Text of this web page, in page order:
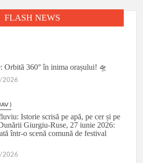
FLASH NEWS
Orbită 360° în inima orașului! 🛸
2026
)
Istorie scrisă pe apă, pe cer și pe
Giurgiu-Ruse, 27 iunie 2026:
într-o scenă comună de festival
2026